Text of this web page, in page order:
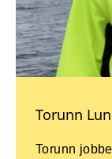
Torunn
Torunn